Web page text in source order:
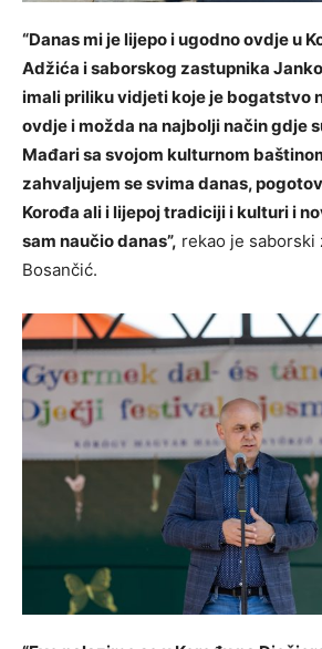
“Danas mi je lijepo i ugodno ovdje u
Adžića i saborskog zastupnika
imali priliku vidjeti koje je bogatstvo
ovdje i možda na najbolji način gdje
Mađari sa svojom kulturnom
zahvaljujem se svima danas,
Korođa ali i lijepoj tradiciji i kulturi i
sam naučio danas”, rekao je saborski
Bosančić.